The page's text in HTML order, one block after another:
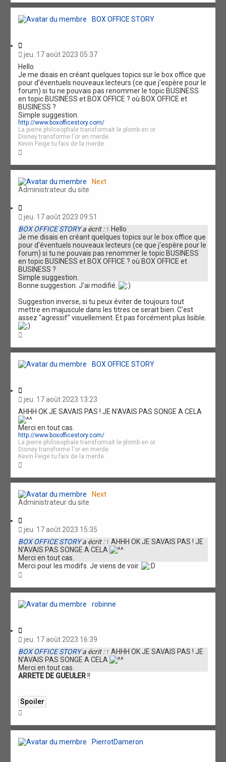
u
BOX OFFICE STORY
C
t
a
t
i
o
n
jeu. 17 août 2023 05:37
Hello
Je me disais en créant quelques topics sur le box office que
pour d'éventuels nouveaux lecteurs (ce que j'espère pour le
forum) si tu ne pouvais pas renommer le topic BUSINESS
en topic BUSINESS et BOX OFFICE ? où BOX OFFICE et
BUSINESS ?
Simple suggestion.
http://www.boxofficestory.com/
La pierre philosophale transformait le plomb en or.
Disney transforme l'or en merde.
Kevin Feige tu fais de la merde.
u
Next
Administrateur du site
C
t
a
t
i
o
n
jeu. 17 août 2023 09:51
BOX OFFICE STORYa écrit : ↑ Hello
Je me disais en créant quelques topics sur le box office que
pour d'éventuels nouveaux lecteurs (ce que j'espère pour le
forum) si tu ne pouvais pas renommer le topic BUSINESS
en topic BUSINESS et BOX OFFICE ? où BOX OFFICE et
BUSINESS ?
Simple suggestion.
Bonne suggestion. J'ai modifié.
Suggestion inverse, si tu peux éviter de toujours tout
mettre en majuscule dans les titres ce serait bien. C'est
assez "agressif" visuellement. Et pas forcément plus lisible.
u
BOX OFFICE STORY
C
t
a
t
i
o
n
jeu. 17 août 2023 13:23
AHHH OK JE SAVAIS PAS ! JE N'AVAIS PAS SONGE A CELA
Merci en tout cas.
http://www.boxofficestory.com/
La pierre philosophale transformait le plomb en or.
Disney transforme l'or en merde.
Kevin Feige tu fais de la merde.
u
Next
Administrateur du site
C
t
a
t
i
o
jeu. 17 août 2023 15:35
BOX OFFICE STORYa écrit : ↑ AHHH OK JE SAVAIS PAS ! JE
N'AVAIS PAS SONGE A CELA
Merci en tout cas.
Merci pour les modifs. Je viens de voir.
u
robinne
C
t
a
t
i
o
jeu. 17 août 2023 16:39
BOX OFFICE STORYa écrit : ↑ AHHH OK JE SAVAIS PAS ! JE
N'AVAIS PAS SONGE A CELA
Merci en tout cas.
ARRETE DE GUEULER!!
u
PierrotDameron